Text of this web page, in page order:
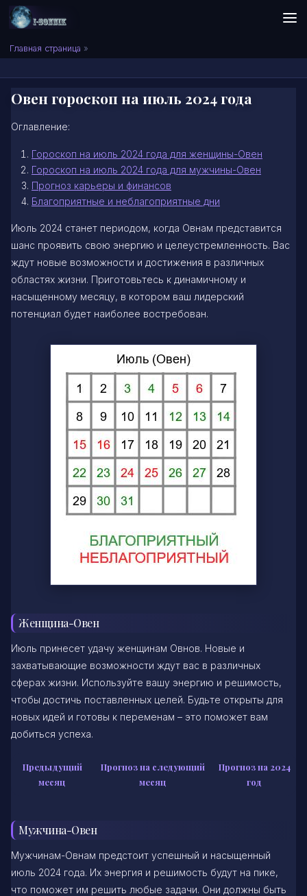
Skip to content
Сонник I-SONNIK.COM
Главная страница »
Овен гороскоп на июль 2024 года
Оглавление:
Гороскоп на июль 2024 года для женщины-Овен
Гороскоп на июль 2024 года для мужчины-Овен
Прогноз карьеры и финансов
Благоприятные и неблагоприятные дни
Июль 2024 станет периодом, когда Овнам представится
шанс проявить свою энергию и целеустремленность. Вас
ждут новые возможности и достижения в различных
областях жизни. Приготовьтесь к динамичному и
насыщенному месяцу, в котором ваш лидерский
потенциал будет наиболее востребован.
Женщина-Овен
Июль принесет удачу женщинам Овнов. Новые и
захватывающие возможности ждут вас в различных
сферах жизни. Используйте вашу энергию и решимость,
чтобы достичь поставленных целей. Будьте открыты для
новых идей и готовы к переменам – это поможет вам
добиться успеха.
Предыдущий
месяц
Прогноз на следующий
месяц
Прогноз на 2024
год
Мужчина-Овен
Мужчинам-Овнам предстоит успешный и насыщенный
июль 2024 года. Их энергия и решимость будут на пике,
что поможет им решить любые задачи. Они должны быть